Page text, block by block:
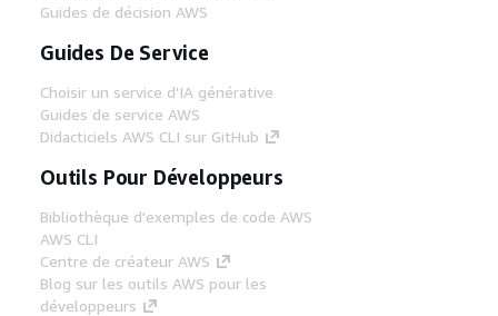
Guides de décision AWS
Guides De Service
Choisir un service d'IA générative
Guides de service AWS
Didacticiels AWS CLI sur GitHub
Outils Pour Développeurs
Bibliothèque d'exemples de code AWS
AWS CLI
Centre de créateur AWS
Blog sur les outils AWS pour les
développeurs